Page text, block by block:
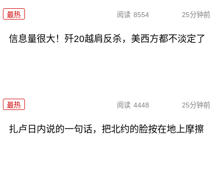
最热 阅读 8554 25分钟前
信息量很大！歼20越肩反杀，美西方都不淡定了
最热 阅读 4448 25分钟前
扎卢日内说的一句话，把北约的脸按在地上摩擦